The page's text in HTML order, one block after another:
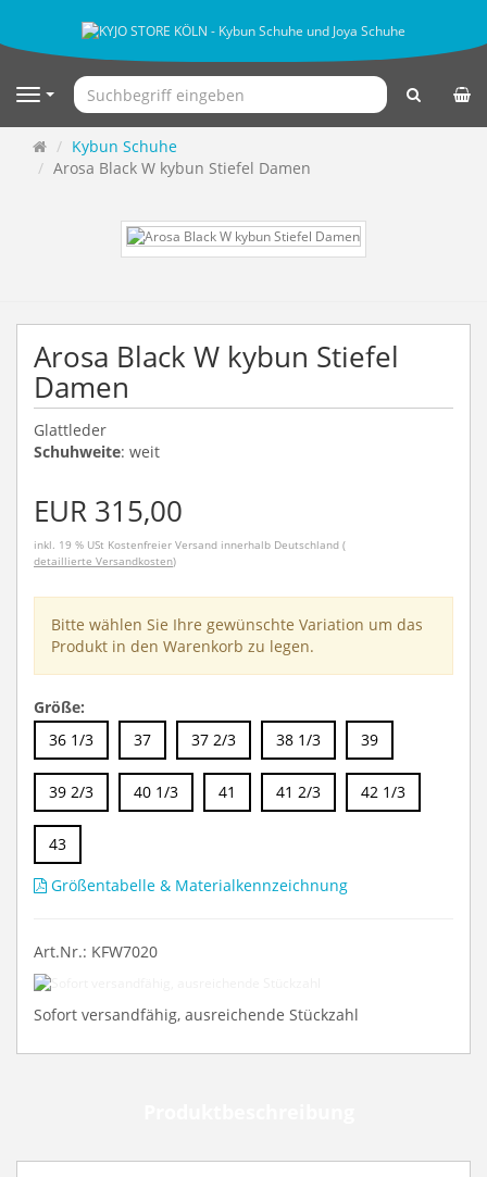
Navigation Suchen
Startseite
Kybun Schuhe
Arosa Black W kybun Stiefel Damen
Arosa Black W kybun Stiefel
Damen
Glattleder
Schuhweite: weit
EUR 315,00
inkl. 19 % USt Kostenfreier Versand innerhalb Deutschland (
detaillierte Versandkosten)
Bitte wählen Sie Ihre gewünschte Variation um das
Produkt in den Warenkorb zu legen.
Größe:
36 1/3
37 37 2/3 38 1/3 39
39 2/3 40 1/3 41 41 2/3 42 1/3
43
Größentabelle & Materialkennzeichnung
Art.Nr.: KFW7020
ausreichende
Sofort versandfähig, ausreichende Stückzahl